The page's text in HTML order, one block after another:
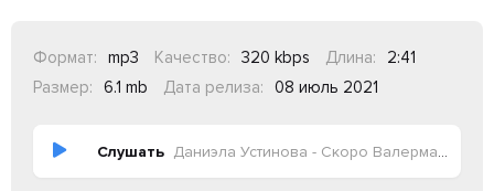
Формат: mp3 Качество: 320 kbps Длина:
2:41
Размер:
6.1 mb Дата релиза: 08 июль 2021
Слушать Даниэла Устинова - Скоро Валерман придёт